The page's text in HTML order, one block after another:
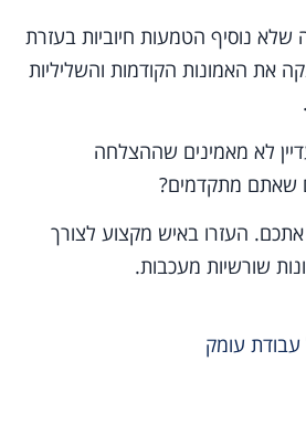
שלא נוסיף הטמעות חיוביות בעזרת
את האמונות הקודמות והשליליות
לא מאמינים שההצלחה
שאתם מתקדמים?
העזרו באיש מקצוע לצורך
שורשיות מעכבות.
עומק